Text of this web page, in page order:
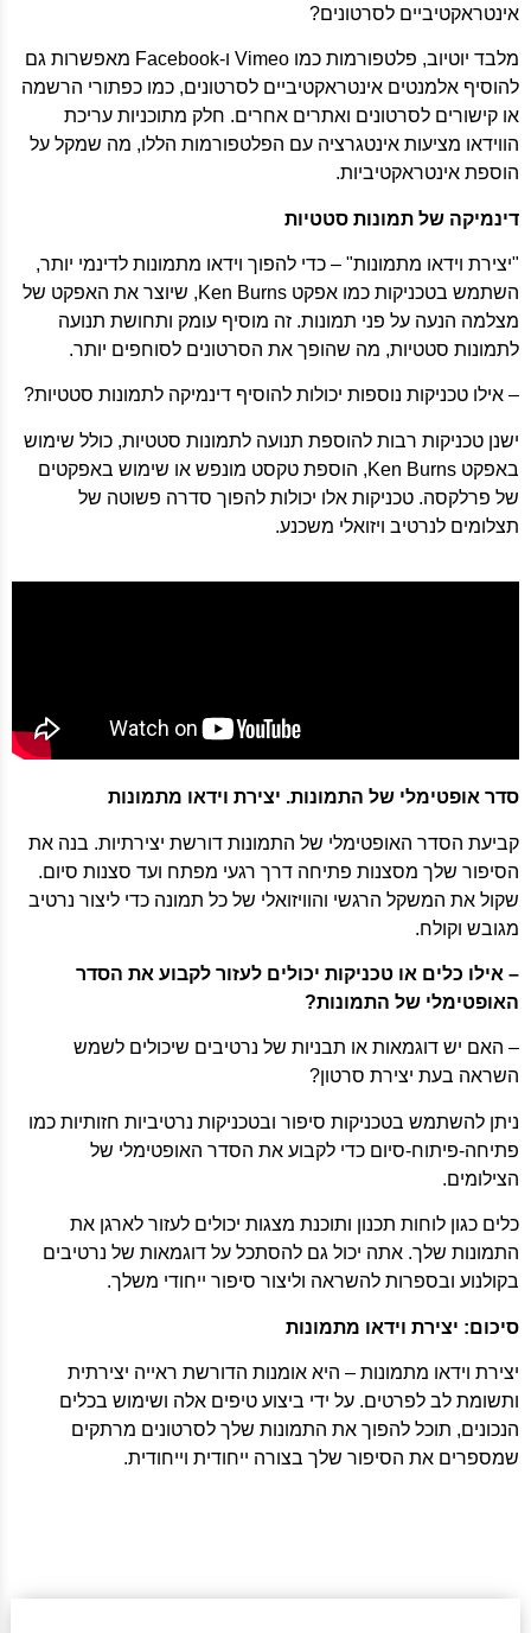
אינטראקטיביים לסרטונים?
מלבד יוטיוב, פלטפורמות כמו Vimeo ו-Facebook מאפשרות גם
להוסיף אלמנטים אינטראקטיביים לסרטונים, כמו כפתורי הרשמה
או קישורים לסרטונים ואתרים אחרים. חלק מתוכניות עריכת
הווידאו מציעות אינטגרציה עם הפלטפורמות הללו, מה שמקל על
הוספת אינטראקטיביות.
דינמיקה של תמונות סטטיות
"יצירת וידאו מתמונות" – כדי להפוך וידאו מתמונות לדינמי יותר,
השתמש בטכניקות כמו אפקט Ken Burns, שיוצר את האפקט של
מצלמה הנעה על פני תמונות. זה מוסיף עומק ותחושת תנועה
לתמונות סטטיות, מה שהופך את הסרטונים לסוחפים יותר.
– אילו טכניקות נוספות יכולות להוסיף דינמיקה לתמונות סטטיות?
ישנן טכניקות רבות להוספת תנועה לתמונות סטטיות, כולל שימוש
באפקט Ken Burns, הוספת טקסט מונפש או שימוש באפקטים
של פרלקסה. טכניקות אלו יכולות להפוך סדרה פשוטה של ​​
תצלומים לנרטיב ויזואלי משכנע.
סדר אופטימלי של התמונות. יצירת וידאו מתמונות
קביעת הסדר האופטימלי של התמונות דורשת יצירתיות. בנה את
הסיפור שלך מסצנות פתיחה דרך רגעי מפתח ועד סצנות סיום.
שקול את המשקל הרגשי והוויזואלי של כל תמונה כדי ליצור נרטיב
מגובש וקולח.
– אילו כלים או טכניקות יכולים לעזור לקבוע את הסדר
האופטימלי של התמונות?
– האם יש דוגמאות או תבניות של נרטיבים שיכולים לשמש
השראה בעת יצירת סרטון?
ניתן להשתמש בטכניקות סיפור ובטכניקות נרטיביות חזותיות כמו
פתיחה-פיתוח-סיום כדי לקבוע את הסדר האופטימלי של
הצילומים.
כלים כגון לוחות תכנון ותוכנת מצגות יכולים לעזור לארגן את
התמונות שלך. אתה יכול גם להסתכל על דוגמאות של נרטיבים
בקולנוע ובספרות להשראה וליצור סיפור ייחודי משלך.
סיכום: יצירת וידאו מתמונות
יצירת וידאו מתמונות – היא אומנות הדורשת ראייה יצירתית
ותשומת לב לפרטים. על ידי ביצוע טיפים אלה ושימוש בכלים
הנכונים, תוכל להפוך את התמונות שלך לסרטונים מרתקים
שמספרים את הסיפור שלך בצורה ייחודית וייחודית.